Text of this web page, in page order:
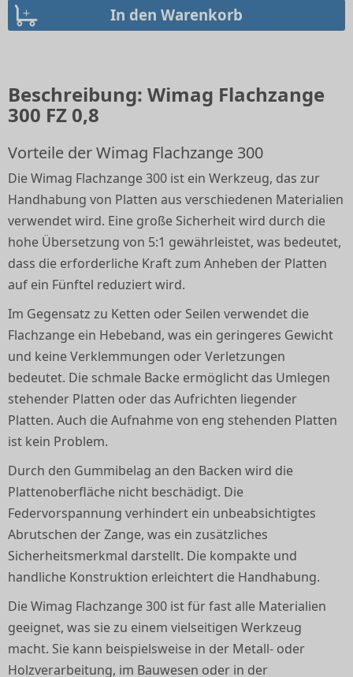
Beschreibung: Wimag Flachzange
300 FZ 0,8
Vorteile der Wimag Flachzange 300
Die Wimag Flachzange 300 ist ein Werkzeug, das zur
Handhabung von Platten aus verschiedenen Materialien
verwendet wird. Eine große Sicherheit wird durch die
hohe Übersetzung von 5:1 gewährleistet, was bedeutet,
dass die erforderliche Kraft zum Anheben der Platten
auf ein Fünftel reduziert wird.
Im Gegensatz zu Ketten oder Seilen verwendet die
Flachzange ein Hebeband, was ein geringeres Gewicht
und keine Verklemmungen oder Verletzungen
bedeutet. Die schmale Backe ermöglicht das Umlegen
stehender Platten oder das Aufrichten liegender
Platten. Auch die Aufnahme von eng stehenden Platten
ist kein Problem.
Durch den Gummibelag an den Backen wird die
Plattenoberfläche nicht beschädigt. Die
Federvorspannung verhindert ein unbeabsichtigtes
Abrutschen der Zange, was ein zusätzliches
Sicherheitsmerkmal darstellt. Die kompakte und
handliche Konstruktion erleichtert die Handhabung.
Die Wimag Flachzange 300 ist für fast alle Materialien
geeignet, was sie zu einem vielseitigen Werkzeug
macht. Sie kann beispielsweise in der Metall- oder
Holzverarbeitung, im Bauwesen oder in der